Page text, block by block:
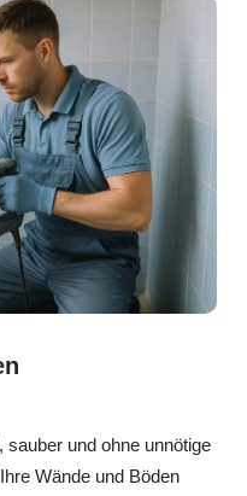
und ohne unnötige
Wände und Böden